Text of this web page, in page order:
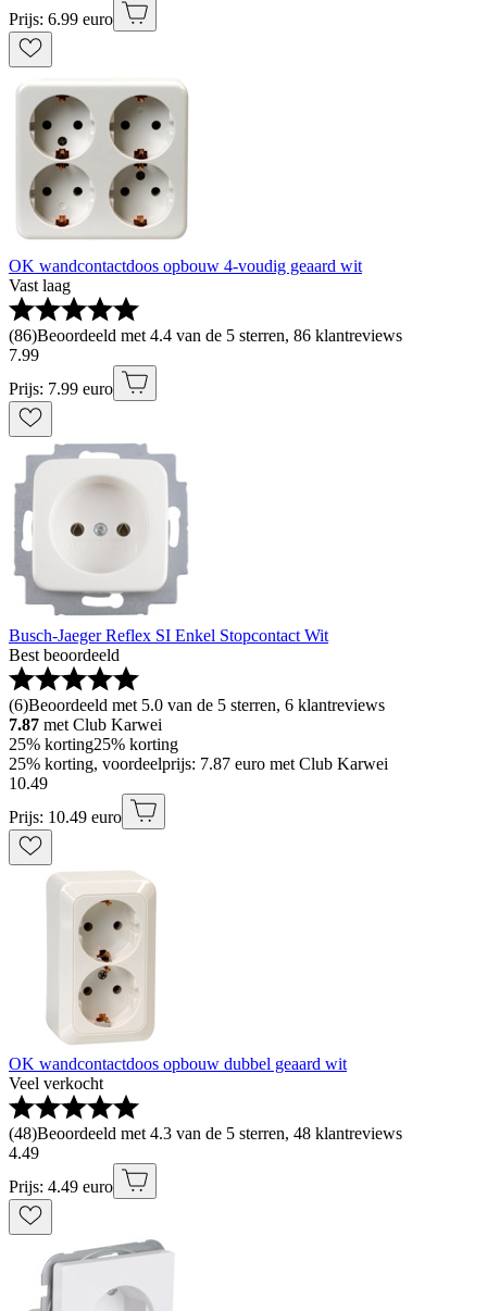
Prijs: 6.99 euro
OK wandcontactdoos opbouw 4-voudig geaard wit
Vast laag
(86)Beoordeeld met 4.4 van de 5 sterren, 86 klantreviews
7.99
Prijs: 7.99 euro
Busch-Jaeger Reflex SI Enkel Stopcontact Wit
Best beoordeeld
(6)Beoordeeld met 5.0 van de 5 sterren, 6 klantreviews
7.87 met Club Karwei
25% korting25% korting
25% korting, voordeelprijs: 7.87 euro met Club Karwei
10.49
Prijs: 10.49 euro
OK wandcontactdoos opbouw dubbel geaard wit
Veel verkocht
(48)Beoordeeld met 4.3 van de 5 sterren, 48 klantreviews
4.49
Prijs: 4.49 euro